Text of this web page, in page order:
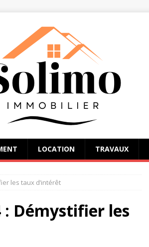
LOCATION TRAVAUX
les taux d’intérêt
Démystifier les